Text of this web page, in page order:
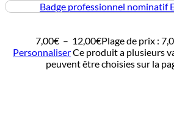
Badge professionnel nominatif
7,00€ – 12,00€Plage de prix :
PersonnaliserCe produit a plusieurs
peuvent être choisies sur la